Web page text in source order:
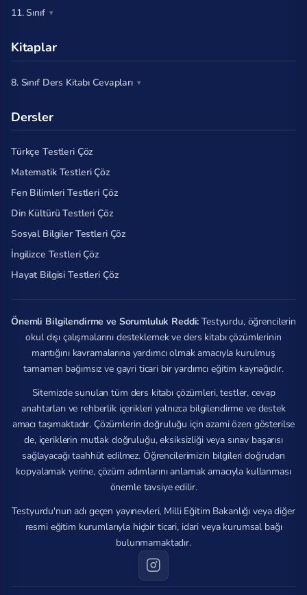
11. Sınıf
Kitaplar
8. Sınıf Ders Kitabı Cevapları
Dersler
Türkçe Testleri Çöz
Matematik Testleri Çöz
Fen Bilimleri Testleri Çöz
Din Kültürü Testleri Çöz
Sosyal Bilgiler Testleri Çöz
İngilizce Testleri Çöz
Hayat Bilgisi Testleri Çöz
Önemli Bilgilendirme ve Sorumluluk Reddi: Testyurdu, öğrencilerin
okul dışı çalışmalarını desteklemek ve ders kitabı çözümlerinin
mantığını kavramalarına yardımcı olmak amacıyla kurulmuş
tamamen bağımsız ve gayri ticari bir yardımcı eğitim kaynağıdır.
Sitemizde sunulan tüm ders kitabı çözümleri, testler, cevap
anahtarları ve rehberlik içerikleri yalnızca bilgilendirme ve destek
amacı taşımaktadır. Çözümlerin doğruluğu için azami özen gösterilse
de, içeriklerin mutlak doğruluğu, eksiksizliği veya sınav başarısı
sağlayacağı taahhüt edilmez. Öğrencilerimizin bilgileri doğrudan
kopyalamak yerine, çözüm adımlarını anlamak amacıyla kullanması
önemle tavsiye edilir.
Testyurdu'nun adı geçen yayınevleri, Milli Eğitim Bakanlığı veya diğer
resmi eğitim kurumlarıyla hiçbir ticari, idari veya kurumsal bağı
bulunmamaktadır.